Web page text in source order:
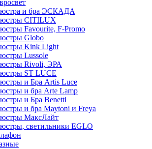
и бра ЭСКАДА
CITILUX
Favourite, F-Promo
Globo
Kink Light
Lussole
Rivoli, ЭРА
ST LUCE
и Бра Artis Luce
и бра Arte Lamp
и Бра Benetti
и бра Maytoni и Freya
МаксЛайт
светильники EGLO